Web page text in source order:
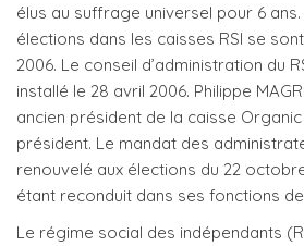
élus au suffrage universel pour 6
élections dans les caisses RSI se
2006. Le conseil d’administration du
installé le 28 avril 2006. Philippe
ancien président de la caisse
président. Le mandat des
renouvelé aux élections du 22 octobre
étant reconduit dans ses fonctions
Le régime social des indépendants